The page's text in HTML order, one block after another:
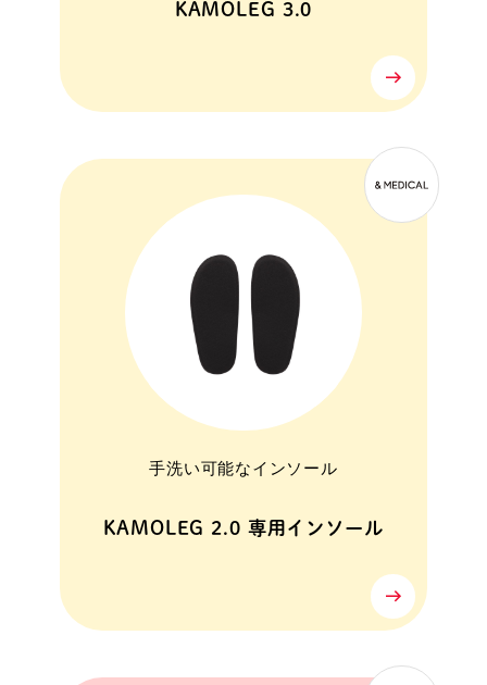
KAMOLEG 3.0
手洗い可能なインソール
KAMOLEG 2.0 専用インソール